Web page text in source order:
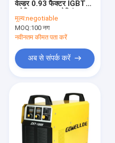
हैंडहेल्ड एआरसी वेल्डर
पोर्टेबल प्लाज्मा कटर
पल्स टीआईजी एमएमए वेल्डर
घरेलू उपयोग वेल्डर
पल्स मिग वेल्डर
मशाल स्पेयर पार्ट्स
वेल्डर 0.93 फैक्टर IGBT
उपकरण
मूल्य:negotiable
MOQ:100 नग
नवीनतम कीमत पता करें
अब से संपर्क करें